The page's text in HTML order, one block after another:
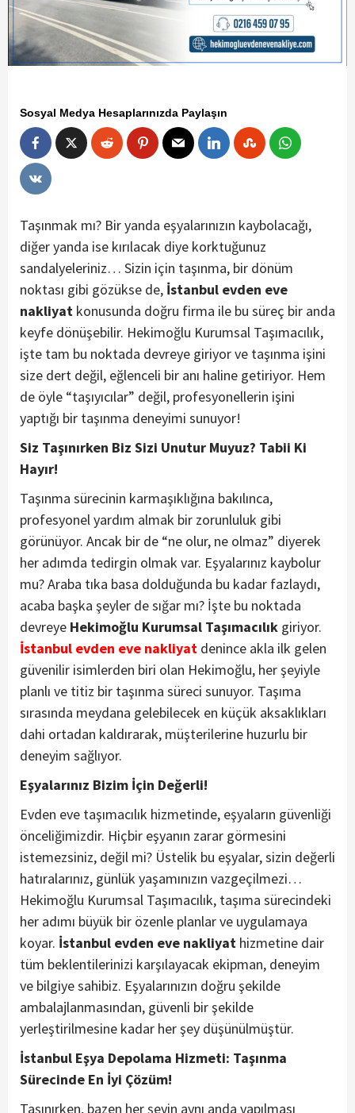
Sosyal Medya Hesaplarınızda Paylaşın
Taşınmak mı? Bir yanda eşyalarınızın kaybolacağı,
diğer yanda ise kırılacak diye korktuğunuz
sandalyeleriniz… Sizin için taşınma, bir dönüm
noktası gibi gözükse de, İstanbul evden eve
nakliyat konusunda doğru firma ile bu süreç bir anda
keyfe dönüşebilir. Hekimoğlu Kurumsal Taşımacılık,
işte tam bu noktada devreye giriyor ve taşınma işini
size dert değil, eğlenceli bir anı haline getiriyor. Hem
de öyle “taşıyıcılar” değil, profesyonellerin işini
yaptığı bir taşınma deneyimi sunuyor!
Siz Taşınırken Biz Sizi Unutur Muyuz? Tabii Ki
Hayır!
Taşınma sürecinin karmaşıklığına bakılınca,
profesyonel yardım almak bir zorunluluk gibi
görünüyor. Ancak bir de “ne olur, ne olmaz” diyerek
her adımda tedirgin olmak var. Eşyalarınız kaybolur
mu? Araba tıka basa dolduğunda bu kadar fazlaydı,
acaba başka şeyler de sığar mı? İşte bu noktada
devreye Hekimoğlu Kurumsal Taşımacılık giriyor.
İstanbul evden eve nakliyat denince akla ilk gelen
güvenilir isimlerden biri olan Hekimoğlu, her şeyiyle
planlı ve titiz bir taşınma süreci sunuyor. Taşıma
sırasında meydana gelebilecek en küçük aksaklıkları
dahi ortadan kaldırarak, müşterilerine huzurlu bir
deneyim sağlıyor.
Eşyalarınız Bizim İçin Değerli!
Evden eve taşımacılık hizmetinde, eşyaların güvenliği
önceliğimizdir. Hiçbir eşyanın zarar görmesini
istemezsiniz, değil mi? Üstelik bu eşyalar, sizin değerli
hatıralarınız, günlük yaşamınızın vazgeçilmezi…
Hekimoğlu Kurumsal Taşımacılık, taşıma sürecindeki
her adımı büyük bir özenle planlar ve uygulamaya
koyar. İstanbul evden eve nakliyat hizmetine dair
tüm beklentilerinizi karşılayacak ekipman, deneyim
ve bilgiye sahibiz. Eşyalarınızın doğru şekilde
ambalajlanmasından, güvenli bir şekilde
yerleştirilmesine kadar her şey düşünülmüştür.
İstanbul Eşya Depolama Hizmeti: Taşınma
Sürecinde En İyi Çözüm!
Taşınırken, bazen her şeyin aynı anda yapılması